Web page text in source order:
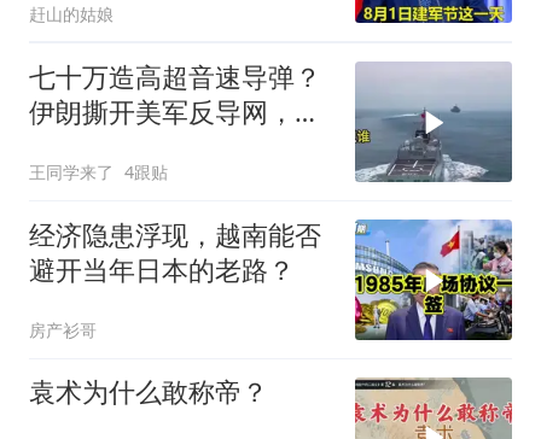
赶山的姑娘
七十万造高超音速导弹？
伊朗撕开美军反导网，炸
王同学来了 4跟贴
经济隐患浮现，越南能否
避开当年日本的老路？
房产衫哥
袁术为什么敢称帝？